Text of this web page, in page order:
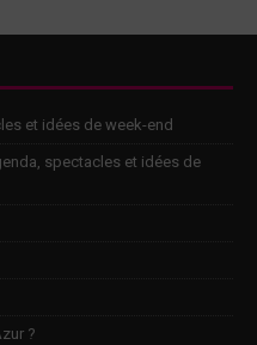
et idées de week-end
spectacles et idées de
?